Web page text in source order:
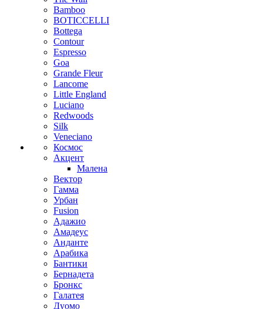
Bamboo
BOTICCELLI
Bottega
Contour
Espresso
Goa
Grande Fleur
Lancome
Little England
Luciano
Redwoods
Silk
Veneciano
Космос
Акцент
Малена
Вектор
Гамма
Урбан
Fusion
Адажио
Амадеус
Анданте
Арабика
Бантики
Бернадета
Бронкс
Галатея
Дуомо